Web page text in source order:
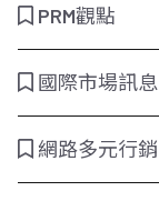
PRM觀點
國際市場訊息
網路多元行銷